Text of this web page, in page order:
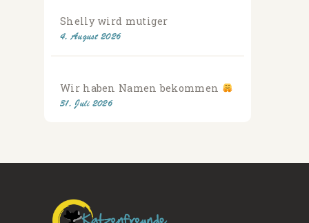
Shelly wird mutiger
4. August 2026
Wir haben Namen bekommen
31. Juli 2026